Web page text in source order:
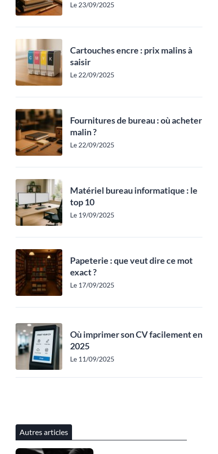
Le 23/09/2025
Cartouches encre : prix malins à
saisir
Le 22/09/2025
Fournitures de bureau : où acheter
malin ?
Le 22/09/2025
Matériel bureau informatique : le
top 10
Le 19/09/2025
Papeterie : que veut dire ce mot
exact ?
Le 17/09/2025
Où imprimer son CV facilement en
2025
Le 11/09/2025
Autres articles